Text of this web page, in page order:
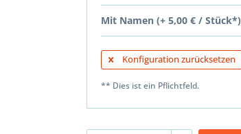
Mit Namen (+ 5,00 € / Stück*)
Konfiguration zurücksetzen
** Dies ist ein Pflichtfeld.